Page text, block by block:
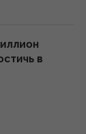
в